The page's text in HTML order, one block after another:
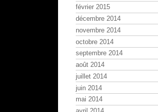
février 2015
décembre 2014
novembre 2014
octobre 2014
septembre 2014
août 2014
juillet 2014
juin 2014
mai 2014